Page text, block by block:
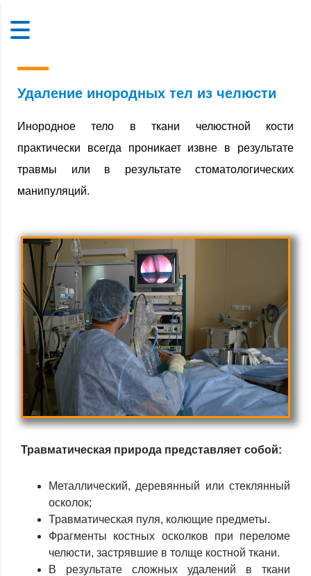
Удаление инородных тел из челюсти
Инородное тело в ткани челюстной кости
практически всегда проникает извне в результате
травмы или в результате стоматологических
манипуляций.
Травматическая природа представляет собой:
Металлический, деревянный или стеклянный
осколок;
Травматическая пуля, колющие предметы.
Фрагменты костных осколков при переломе
челюсти, застрявшие в толще костной ткани.
В результате сложных удалений в ткани